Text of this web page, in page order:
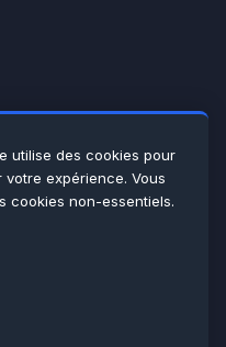
utilise des cookies pour
expérience. Vous
cookies non-essentiels.